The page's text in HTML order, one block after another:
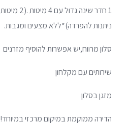
ניתנות להפרדה)*ללא מצעים ומגבות.
סלון מרווח,יש אפשרות להוסיף מזרנים
שירותים עם מקלחון
מזגן בסלון
הדירה ממוקמת במיקום מרכזי במיוחד!